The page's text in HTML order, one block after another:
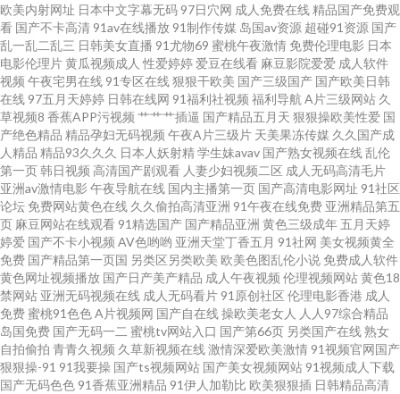
日本 欧美福利专区 豆花社区导航 91国产视频最新地址 日韩成人色网 成人福
利午夜导航西瓜 91探花网 日韩撸AV 岛国网站在线播放 影音先锋熟女资源网
站 久久超碰人人操 91蜜桃臀在线 日韩新片无码 91巨乳 国产综合艹屄片 天天
综合射天天 超爽内射19p 91福利社在线 91啦在线 日韩第一页精品 aV不卡在
线看 日本欧美大片 欧美色sss av伊人久久青草 伊人久久国产原创 久久一区丝
袜 不卡av小电影 在线加勒比av 久久涩激情 91热色 日本深夜激情网址 www麻
酥酥福利姬 亚洲日韩成人网在线 久热只精品在线 超碰在线视91 51视频探花
久久国产ab 91免费国产黑丝视频 日韩一级伦理片 超碰在线人人人摸 亚洲拍
拍拍 国产内射91 91豆花视频免费在线观看 日韩欧美性爱99 传媒福利导航 91
欧美内射网址 日本中文字幕无码 97日穴网 成人免费在线 精品国产免费观
看 国产不卡高清 91av在线播放 91制作传媒 岛国av资源 超碰91资源 国产
乱一乱二乱三 日韩美女直播 91尤物69 蜜桃午夜激情 免费伦理电影 日本
电影伦理片黄瓜视频成人 性爱婷婷 爱豆在线看 麻豆影院爱爱 成人软件
视频 午夜宅男在线 91专区在线狠狠干欧美 国产三级国产 国产欧美日韩
在线 97五月天婷婷 日韩在线网 91福利社视频 福利导航 A片三级网站 久
草视频8 香蕉APP污视频 艹艹艹插逼 国产精品五月天 狠狠操欧美性爱 国
产绝色精品 精品孕妇无码视频 午夜A片三级片 天美果冻传媒 久久国产成
人精品 精品93久久久 日本人妖射精学生妹avav 国产熟女视频在线乱伦
第一页韩日视频 高清国产剧观看 人妻少妇视频二区 成人无码高清毛片
亚洲av激情电影 午夜导航在线 国内主播第一页 国产高清电影网址 91社区
论坛 免费网站黄色在线 久久偷拍高清亚洲 91午夜在线免费 亚洲精品第五
页 麻豆网站在线观看 91精选国产 国产精品亚洲 黄色三级成年 五月天婷
婷爱 国产不卡小视频 AV色哟哟 亚洲天堂丁香五月 91社网 美女视频黄全
免费 国产精品第一页国 另类区另类欧美 欧美色图乱伦小说 免费成人软件
黄色网址视频播放 国产日产美产精品 成人午夜视频 伦理视频网站黄色18
禁网站 亚洲无码视频在线 成人无码看片 91原创社区 伦理电影香港 成人
免费蜜桃91色色A片视频网 国产自在线操欧美老女人 人人97综合精品
岛国免费 国产无码一二 蜜桃tv网站入口 国产第66页 另类国产在线熟女
自拍偷拍 青青久视频 久草新视频在线激情深爱欧美激情 91视频官网国产
狠狠操-91 91我要操 国产ts视频网站 国产美女视频网站 91视频成人下载
国产无码色色 91香蕉亚洲精品 91伊人加勒比 欧美狠狠插 日韩精品高清